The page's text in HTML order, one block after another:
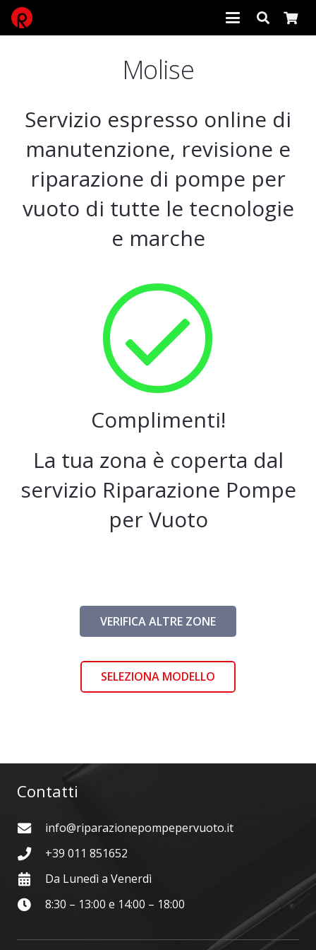
Molise
Servizio espresso online di
manutenzione, revisione e
riparazione di pompe per
vuoto di tutte le tecnologie
e marche
Complimenti!
La tua zona è coperta dal
servizio Riparazione Pompe
per Vuoto
VERIFICA ALTRE ZONE
SELEZIONA MODELLO
Contatti
info@riparazionepompepervuoto.it
+39 011 851652
Da Lunedì a Venerdì
8:30 – 13:00 e 14:00 – 18:00